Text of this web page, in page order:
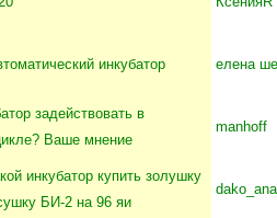
инкубатор елена
задействовать в
Ваше мнение
manhoff
инкубатор купить золушку
БИ-2 на 96 яи